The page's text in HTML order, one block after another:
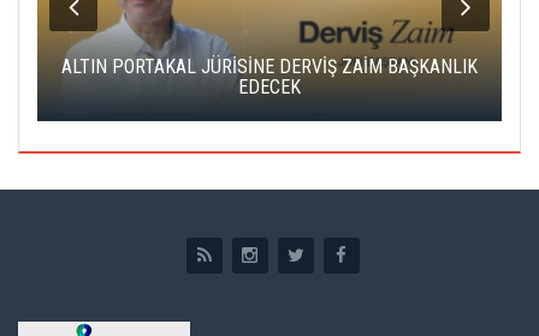
ALTIN PORTAKAL JÜRİSİNE DERVİŞ ZAİM BAŞKANLIK
EDECEK